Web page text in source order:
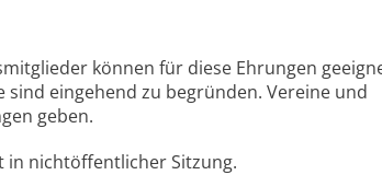
können für diese Ehrungen
sind eingehend zu begründen. Vereine und
geben.
in nichtöffentlicher Sitzung.